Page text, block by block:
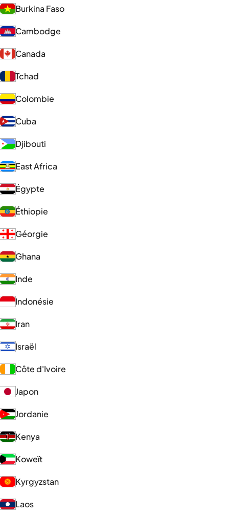
Burkina Faso
Cambodge
Canada
Tchad
Colombie
Cuba
Djibouti
East Africa
Égypte
Éthiopie
Géorgie
Ghana
Inde
Indonésie
Iran
Israël
Côte d'Ivoire
Japon
Jordanie
Kenya
Koweït
Kyrgyzstan
Laos